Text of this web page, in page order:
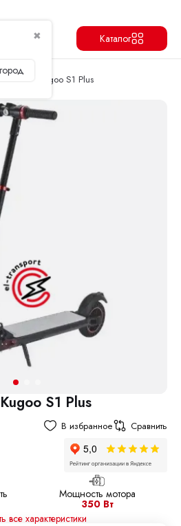
✖ Каталог
Kugoo S1 Plus
S1 Plus
В избранное Сравнить
Мощность мотора
350 Вт
все характеристики
Перейти в корзину